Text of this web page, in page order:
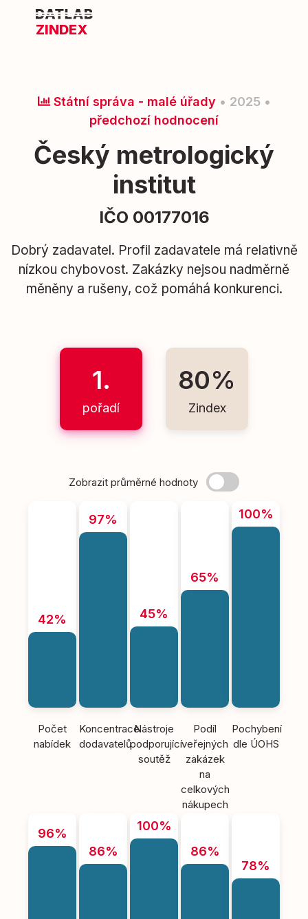
ZINDEX
Státní správa - malé úřady • 2025 •
předchozí hodnocení
Český metrologický
institut
IČO 00177016
Dobrý zadavatel. Profil zadavatele má relativně
nízkou chybovost. Zakázky nejsou nadměrně
měněny a rušeny, což pomáhá konkurenci.
1.
pořadí
80%
Zindex
Zobrazit průměrné hodnoty
42%
Počet
nabídek
97%
Koncentrace
dodavatelů
45%
Nástroje
podporující
soutěž
65%
Podíl
veřejných
zakázek
na
celkových
nákupech
100%
Pochybení
dle ÚOHS
96%
86%
100%
86%
78%